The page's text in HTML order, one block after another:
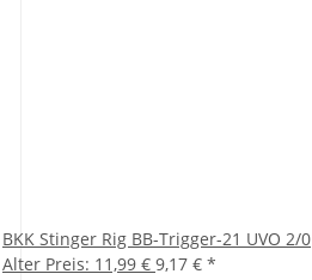
BKK Stinger Rig BB-Trigger-21 UVO 2/0
Alter Preis: 11,99 € 9,17 € *